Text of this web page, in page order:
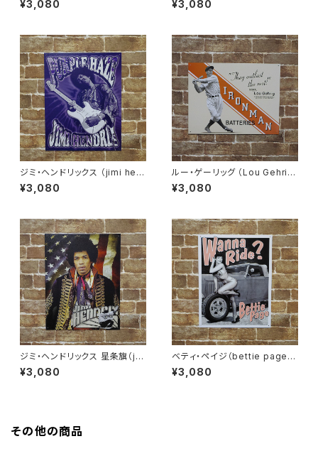
¥3,080
リカンブリキ看板
¥3,080
ジミ・ヘンドリックス （jimi hen
drix PURPLE HAZE）アメリカ
ンブリキ看板
¥3,080
ルー・ゲーリッグ （Lou Gehrin
g IRONMAN）アメリカンブリキ
看板
¥3,080
ジミ・ヘンドリックス 星条旗（ji
mi hendrix the Stars and St
ripes）アメリカンブリキ看板
¥3,080
ベティ・ペイジ（bettie page
Wanna Ride?）アメリカンブリ
キ看板
¥3,080
その他の商品